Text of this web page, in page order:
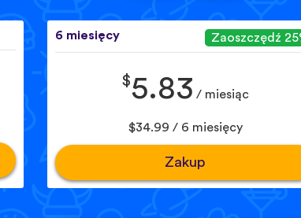
6 miesięcy Zaoszczędź
$5.83 / miesiąc
$34.99 / 6 miesięcy
Zakup